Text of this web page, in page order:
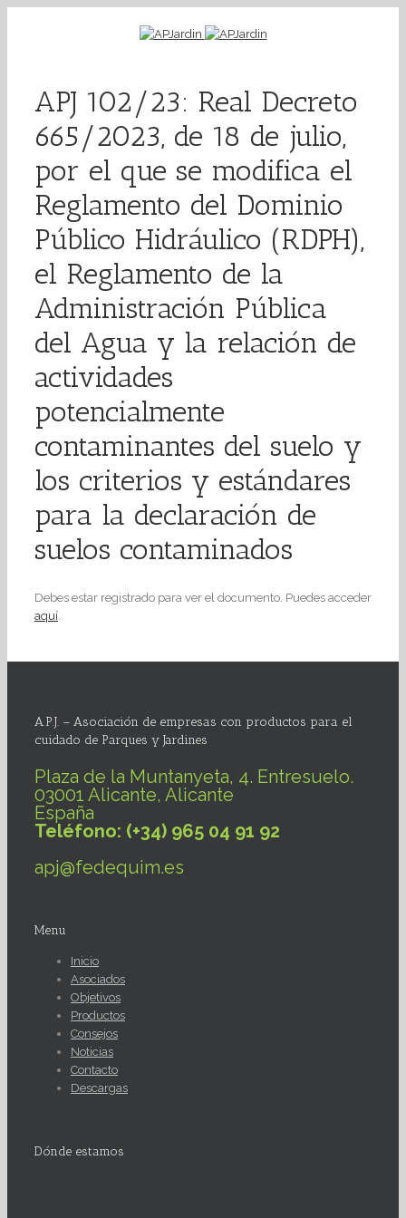
APJ 102/23: Real Decreto
665/2023, de 18 de julio,
por el que se modifica el
Reglamento del Dominio
Público Hidráulico (RDPH),
el Reglamento de la
Administración Pública
del Agua y la relación de
actividades
potencialmente
contaminantes del suelo y
los criterios y estándares
para la declaración de
suelos contaminados
Debes estar registrado para ver el documento. Puedes acceder
aquí.
A.P.J. – Asociación de empresas con productos para el
cuidado de Parques y Jardines
Plaza de la Muntanyeta, 4. Entresuelo.
03001 Alicante, Alicante
España
Teléfono: (+34) 965 04 91 92
apj@fedequim.es
Menu
Inicio
Asociados
Objetivos
Productos
Consejos
Noticias
Contacto
Descargas
Dónde estamos